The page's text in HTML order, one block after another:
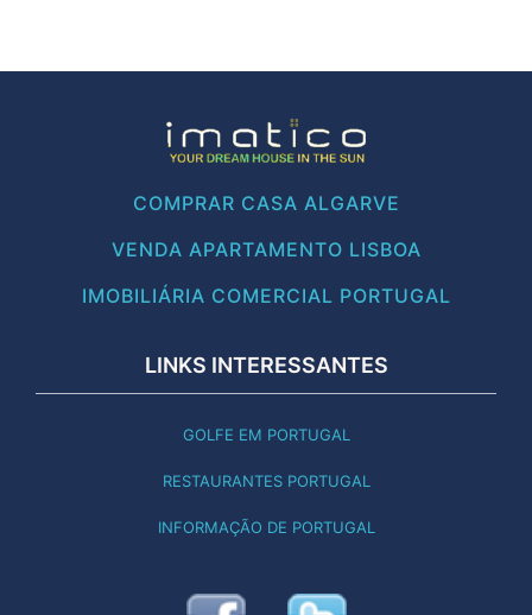
COMPRAR CASA ALGARVE
VENDA APARTAMENTO LISBOA
IMOBILIÁRIA COMERCIAL PORTUGAL
LINKS INTERESSANTES
GOLFE EM PORTUGAL
RESTAURANTES PORTUGAL
INFORMAÇÃO DE PORTUGAL